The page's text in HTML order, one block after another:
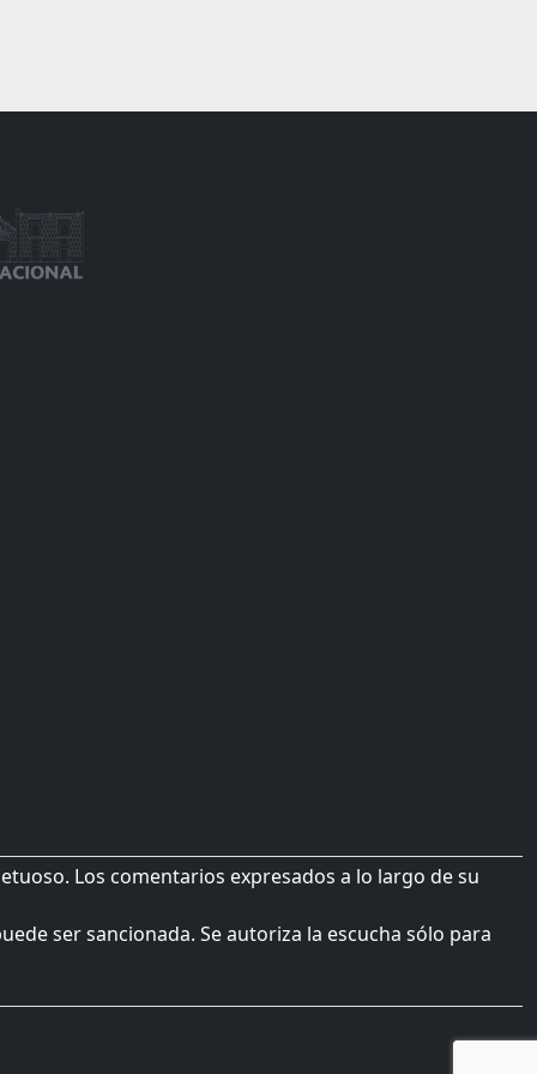
Los comentarios expresados a lo largo de su
ser sancionada. Se autoriza la escucha sólo para